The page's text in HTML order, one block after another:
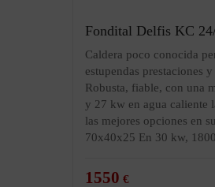
Fondital Delfis KC
Caldera poco conocida
estupendas prestaciones
Robusta, fiable, con una
y 27 kw en agua caliente
las mejores opciones en
70x40x25 En 30 kw,
1550